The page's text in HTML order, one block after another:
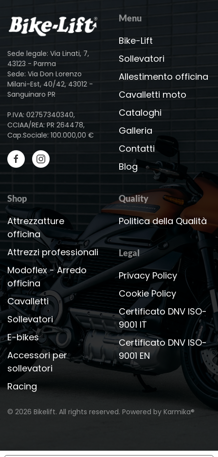
Sede legale: Via Linati, 7,
43123 - Parma
Sede: Via Don Lorenzo
Milani-Est, 40/42, 43012 -
Sanguinaro PR
P.IVA: 02757340340,
CCIAA/REA: PR 264478,
Cap.Sociale: 100.000,00 €
Menu
Bike-Lift
Sollevatori
Allestimento officina
Cavalletti moto
Cataloghi
Galleria
Contatti
Blog
Shop
Attrezzatture
officina
Attrezzi professionali
Modoflex - Arredo
officina
Cavalletti
Sollevatori
E-bikes
Accessori per
sollevatori
Racing
Quality
Politica della Qualità
Legal
Privacy Policy
Cookie Policy
Certificato DNV ISO-
9001 IT
Certificato DNV ISO-
9001 EN
© 2026 Bikelift. All rights reserved. Powered by Karmika®